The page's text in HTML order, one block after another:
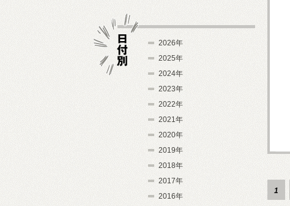
1
2026年
2025年
2024年
2023年
2022年
2021年
2020年
2019年
2018年
2017年
2016年